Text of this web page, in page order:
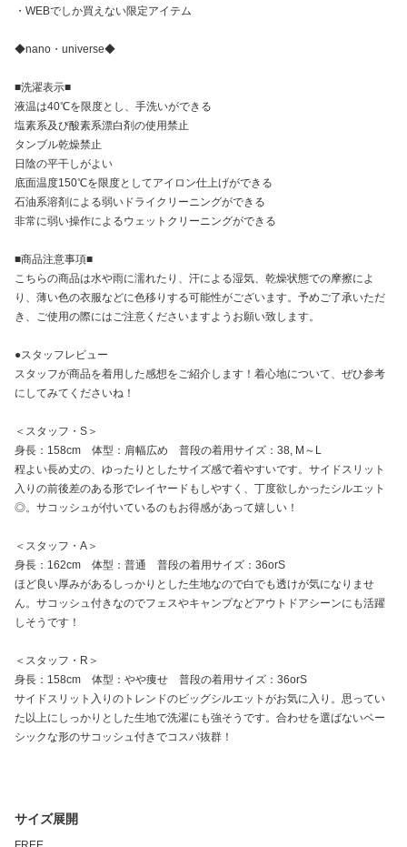
・WEBでしか買えない限定アイテム
◆nano・universe◆
■洗濯表示■
液温は40℃を限度とし、手洗いができる
塩素系及び酸素系漂白剤の使用禁止
タンブル乾燥禁止
日陰の平干しがよい
底面温度150℃を限度としてアイロン仕上げができる
石油系溶剤による弱いドライクリーニングができる
非常に弱い操作によるウェットクリーニングができる
■商品注意事項■
こちらの商品は水や雨に濡れたり、汗による湿気、乾燥状態での摩擦によ
り、薄い色の衣服などに色移りする可能性がございます。予めご了承いただ
き、ご使用の際にはご注意くださいますようお願い致します。
●スタッフレビュー
スタッフが商品を着用した感想をご紹介します！着心地について、ぜひ参考
にしてみてくださいね！
＜スタッフ・S＞
身長：158cm 体型：肩幅広め 普段の着用サイズ：38, M～L
程よい長め丈の、ゆったりとしたサイズ感で着やすいです。サイドスリット
入りの前後差のある形でレイヤードもしやすく、丁度欲しかったシルエット
◎。サコッシュが付いているのもお得感があって嬉しい！
＜スタッフ・A＞
身長：162cm 体型：普通 普段の着用サイズ：36orS
ほど良い厚みがあるしっかりとした生地なので白でも透けが気になりませ
ん。サコッシュ付きなのでフェスやキャンプなどアウトドアシーンにも活躍
しそうです！
＜スタッフ・R＞
身長：158cm 体型：やや痩せ 普段の着用サイズ：36orS
サイドスリット入りのトレンドのビッグシルエットがお気に入り。思ってい
た以上にしっかりとした生地で洗濯にも強そうです。合わせを選ばないベー
シックな形のサコッシュ付きでコスパ抜群！
サイズ展開